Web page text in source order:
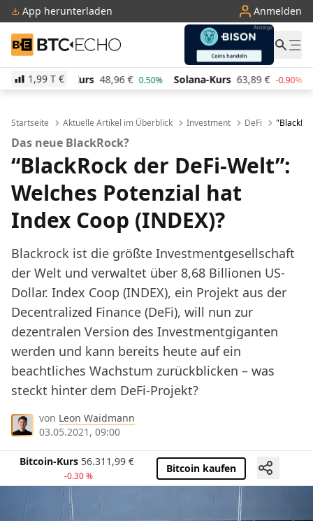
App herunterladen Anmelden
BTC-ECHO
1,99 T €
48,96 € 0.50% Solana-Kurs 63,89 € -0.90% TRON-Kurs
Startseite Aktuelle Artikel im Überblick Investment DeFi
Das neue BlackRock?
“BlackRock der DeFi-Welt”:
Welches Potenzial hat
Index Coop (INDEX)?
Blackrock ist die größte Investmentgesellschaft
der Welt und verwaltet über 8,68 Billionen US-
Dollar. Index Coop (INDEX), ein Projekt aus der
Decentralized Finance (DeFi), will nun zur
dezentralen Version des Investmentgiganten
werden und kann bereits heute auf ein
beachtliches Wachstum zurückblicken – was
steckt hinter dem DeFi-Projekt?
von Leon Waidmann
03.05.2021, 09:00
Bitcoin-Kurs 56.311,99 €
-0.30 %
Bitcoin kaufen